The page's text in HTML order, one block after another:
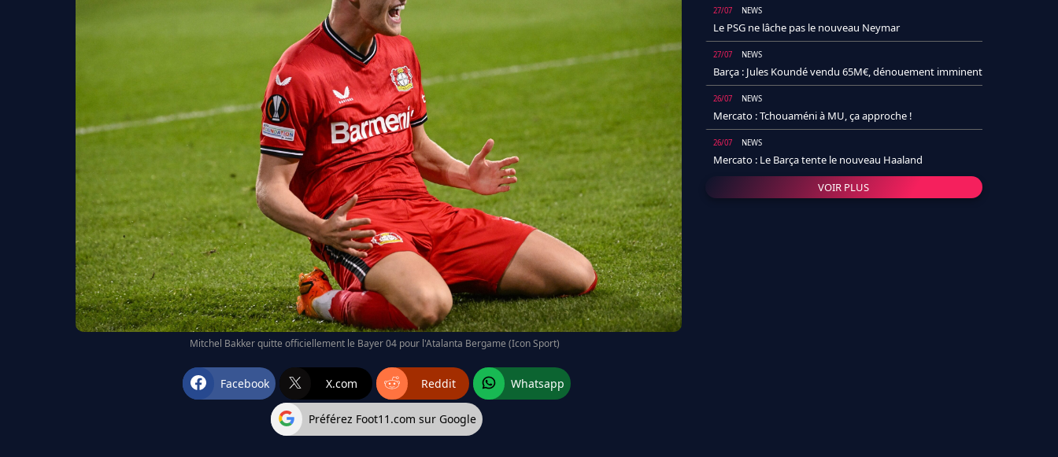
Mitchel Bakker quitte officiellement le Bayer 04 pour l'Atalanta Bergame (Icon Sport)
Facebook X.com Reddit Whatsapp
Préférez Foot11.com sur Google
27/07 NEWS
Le PSG ne lâche pas le nouveau Neymar
27/07 NEWS
Barça : Jules Koundé vendu 65M€, dénouement imminent
26/07 NEWS
Mercato : Tchouaméni à MU, ça approche !
26/07 NEWS
Mercato : Le Barça tente le nouveau Haaland
VOIR PLUS